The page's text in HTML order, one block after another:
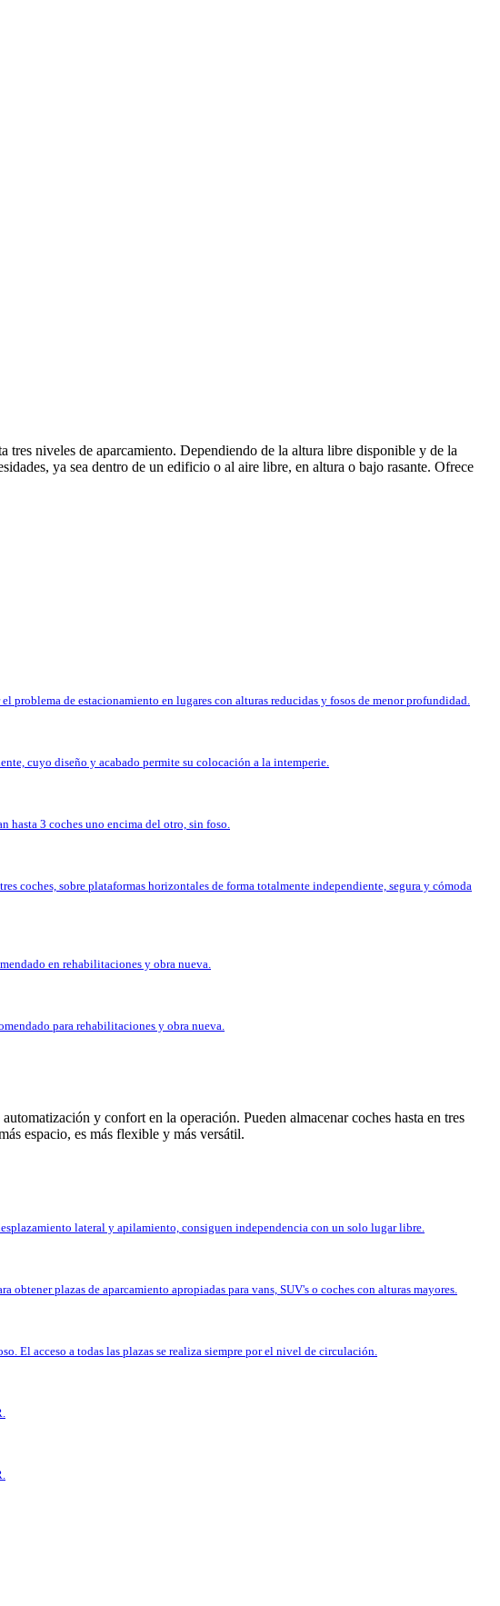
niveles de aparcamiento. Dependiendo de la altura libre disponible y de la
ya sea dentro de un edificio o al aire libre, en altura o bajo rasante. Ofrece
de estacionamiento en lugares con alturas reducidas y fosos de menor profundidad.
cuyo diseño y acabado permite su colocación a la intemperie.
hasta 3 coches uno encima del otro, sin foso.
coches, sobre plataformas horizontales de forma totalmente independiente, segura y cómoda
en rehabilitaciones y obra nueva.
para rehabilitaciones y obra nueva.
y confort en la operación. Pueden almacenar coches hasta en tres
espacio, es más flexible y más versátil.
lateral y apilamiento, consiguen independencia con un solo lugar libre.
plazas de aparcamiento apropiadas para vans, SUV's o coches con alturas mayores.
El acceso a todas las plazas se realiza siempre por el nivel de circulación.